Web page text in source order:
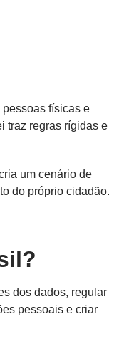
físicas e
traz regras rígidas e
um cenário de
do próprio cidadão.
dos dados, regular
pessoais e criar